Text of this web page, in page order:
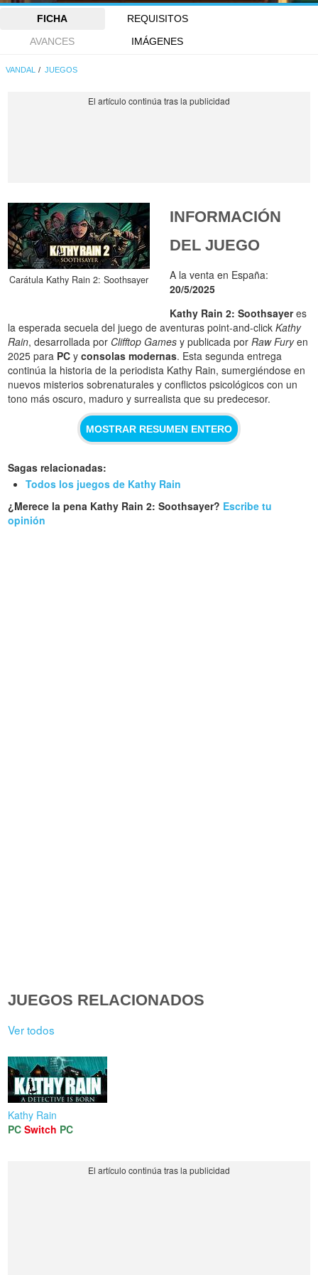
FICHA
REQUISITOS
AVANCES
IMÁGENES
VANDAL JUEGOS
Carátula Kathy Rain 2: Soothsayer
INFORMACIÓN
DEL JUEGO
A la venta en España:
20/5/2025
Kathy Rain 2: Soothsayeres
la esperada secuela del juego de aventuras point-and-clickKathy
Rain, desarrollada por Clifftop Games y publicada porRaw Furyen
2025 para PC yconsolas modernas. Esta segunda entrega
continúa la historia de la periodista Kathy Rain, sumergiéndose en
nuevos misterios sobrenaturales y conflictos psicológicos con un
tono más oscuro, maduro y surrealista que su predecesor.
MOSTRAR RESUMEN ENTERO
Sagas relacionadas:
Todos los juegos de Kathy Rain
¿Merece la pena Kathy Rain 2: Soothsayer? Escribe tu
opinión
JUEGOS RELACIONADOS
Ver todos
Kathy Rain
PC Switch PC